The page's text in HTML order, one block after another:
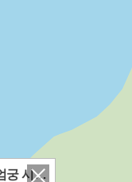
엄궁동 갈맷길 (NH농협은행엄궁 시장점 건너편) 체육시설